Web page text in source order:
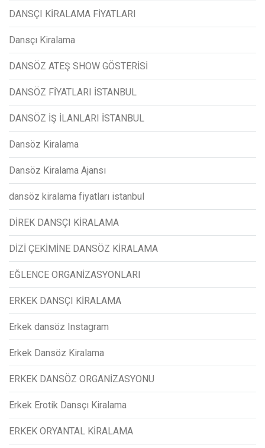
DANSÇI KİRALAMA FİYATLARI
Dansçı Kiralama
DANSÖZ ATEŞ SHOW GÖSTERİSİ
DANSÖZ FİYATLARI İSTANBUL
DANSÖZ İŞ İLANLARI İSTANBUL
Dansöz Kiralama
Dansöz Kiralama Ajansı
dansöz kiralama fiyatları istanbul
DİREK DANSÇI KİRALAMA
DİZİ ÇEKİMİNE DANSÖZ KİRALAMA
EĞLENCE ORGANİZASYONLARI
ERKEK DANSÇI KİRALAMA
Erkek dansöz Instagram
Erkek Dansöz Kiralama
ERKEK DANSÖZ ORGANİZASYONU
Erkek Erotik Dansçı Kiralama
ERKEK ORYANTAL KİRALAMA